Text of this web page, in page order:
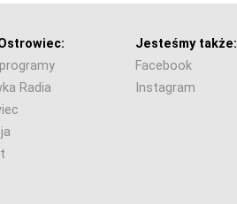
Radia
Jesteśmy także:
Facebook
Instagram